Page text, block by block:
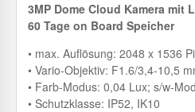
3MP Dome Cloud Kamera mit
60 Tage on Board Speicher
• max. Auflösung: 2048 x 1536
• Vario-Objektiv: F1.6/3,4-10,5
• Farb-Modus: 0,04 Lux; s/w-
• Schutzklasse: IP52, IK10